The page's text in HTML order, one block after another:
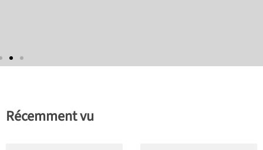
Récemment vu